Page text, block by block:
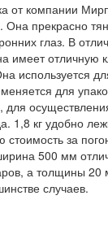
от компании
Она прекрасно
глаз. В
имеет отличную
используется
для
для
1,8 кг удобно
стоимость за
500 мм
а толщины 20
случаев.